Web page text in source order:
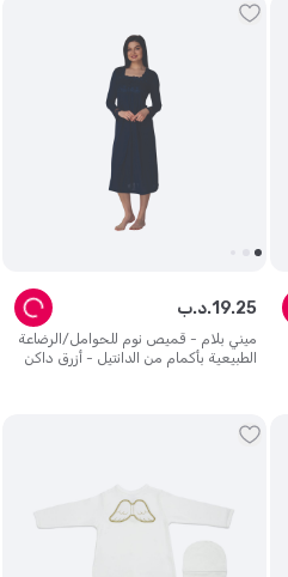
ميني بلام - قميص نوم للحوامل/الرضاعة
الطبيعية بأكمام من الدانتيل - أزرق داكن
د.ب.19.25